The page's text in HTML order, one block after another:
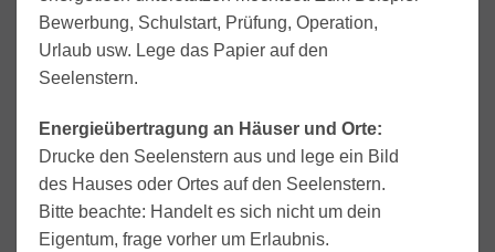
Bewerbung, Schulstart, Prüfung, Operation,
Urlaub usw. Lege das Papier auf den
Seelenstern.
Energieübertragung an Häuser und Orte:
Drucke den Seelenstern aus und lege ein Bild
des Hauses oder Ortes auf den Seelenstern.
Bitte beachte: Handelt es sich nicht um dein
Eigentum, frage vorher um Erlaubnis.